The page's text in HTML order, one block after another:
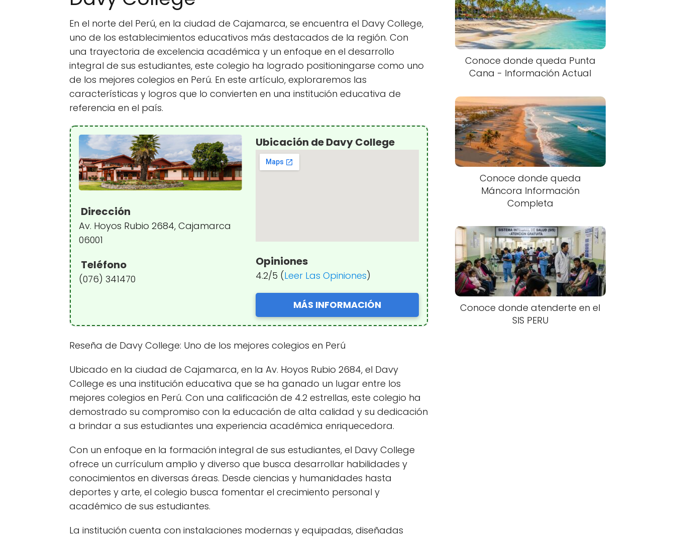
En el norte del Perú, en la ciudad de Cajamarca, se encuentra el Davy College,
uno de los establecimientos educativos más destacados de la región. Con
una trayectoria de excelencia académica y un enfoque en el desarrollo
integral de sus estudiantes, este colegio ha logrado positioningarse como uno
de los mejores colegios en Perú. En este artículo, exploraremos las
características y logros que lo convierten en una institución educativa de
referencia en el país.
Dirección
Av. Hoyos Rubio 2684, Cajamarca
06001
Teléfono
(076) 341470
Ubicación de Davy College
Opiniones
4.2/5 (Leer Las Opiniones)
MÁS INFORMACIÓN
Reseña de Davy College: Uno de los mejores colegios en Perú
Ubicado en la ciudad de Cajamarca, en la Av. Hoyos Rubio 2684, el Davy
College es una institución educativa que se ha ganado un lugar entre los
mejores colegios en Perú. Con una calificación de 4.2 estrellas, este colegio ha
demostrado su compromiso con la educación de alta calidad y su dedicación
a brindar a sus estudiantes una experiencia académica enriquecedora.
Con un enfoque en la formación integral de sus estudiantes, el Davy College
ofrece un currículum amplio y diverso que busca desarrollar habilidades y
conocimientos en diversas áreas. Desde ciencias y humanidades hasta
deportes y arte, el colegio busca fomentar el crecimiento personal y
académico de sus estudiantes.
La institución cuenta con instalaciones modernas y equipadas, diseñadas
Conoce donde queda Punta
Cana - Información Actual
Conoce donde queda
Máncora Información
Completa
Conoce donde atenderte en el
SIS PERU